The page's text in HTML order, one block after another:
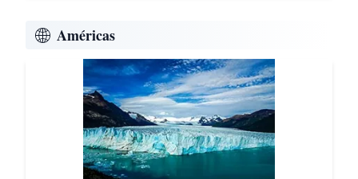
Américas